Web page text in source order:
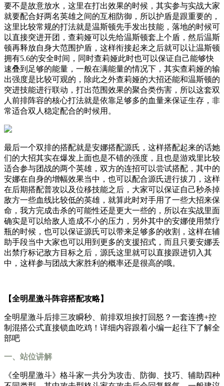
要不是故意放水，这里在打出效果的时候，其实参与实战大家
就要配合好两名英雄之间的互相防御，所以护盾是跟重要的，
这里比较常规的打法就是温斯顿先手发出技能，落地的时候可
以直接突进开团，查莉娅可以先给温斯顿套上个盾，然后温斯
顿再释放自身大范围护盾，这样衔接起来之后就可以让温斯顿
拥有5.6的安全时间，同时查莉娅此时也可以保证自己能够快
速叠到足够的能量，一般在满能量的情况下，其实查莉娅的输
出强度是比较可观的，除此之外查莉娅的大招还能和温斯顿的
突进技能进行联动，打出范围效果的聚合类伤害，所以这套双
人前排阵容的核心打法就是依靠足够多的血量来保证生存，非
常适合双人稳定配合的时候用。
最后一个双排的搭配就是安娜搭配源氏，这样搭配起来的话她
们的大招其实在爆发上面也是不错的强度，且也是游戏里比较
适合参与团战的两个英雄，双方的连招可以尝试搭配，其中的
安娜在自身的增幅效果当中，也可以配合源氏进行拔刀，这样
在后期搭配普攻以及位移技能之后，大家可以保证自己秒杀掉
敌方一些血线比较低的英雄，就算此时对手用了一些大招来保
命，我方完成击杀的可能性还是更大一些的，所以在实战里面
确实是可以给敌人造成不小的压力，另外其中的安娜使用禁疗
瓶的时候，也可以保证源氏可以带来足够多的收割，这样在辅
助手段当中大家也可以用到更多的支援招式，而且只要安娜丢
出禁疗标记敌方目标之后，源氏这里就可以直接跟进切入其
中，这样参与团战大家胜利的概率还是很高的哦。
【全明星激斗阵容搭配攻略】
全明星激斗后排三攻瞬秒、前排双坦挨打回怒？一套连携+控
制混搭公式直接锁血吃鸡！详细内容跟着小编一起往下了解全
部吧
一、站位讲解
《全明星激斗》格斗家一共分为攻击、防御、技巧、辅助四种